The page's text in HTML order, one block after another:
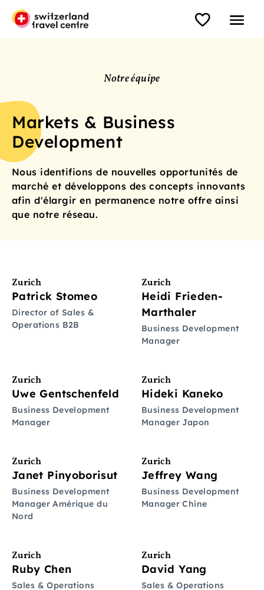
Notre équipe
Markets & Business
Development
Nous identifions de nouvelles opportunités de
marché et développons des concepts innovants
afin d'élargir en permanence notre offre ainsi
que notre réseau.
Zurich
Patrick Stomeo
Director of Sales &
Operations B2B
Zurich
Heidi Frieden-
Marthaler
Business Development
Manager
Zurich
Uwe Gentschenfeld
Business Development
Manager
Zurich
Hideki Kaneko
Business Development
Manager Japon
Zurich
Janet Pinyoborisut
Business Development
Manager Amérique du
Nord
Zurich
Jeffrey Wang
Business Development
Manager Chine
Zurich
Ruby Chen
Sales & Operations
Zurich
David Yang
Sales & Operations